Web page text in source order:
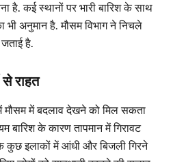
है. कई स्थानों पर भारी बारिश के साथ
अनुमान है. मौसम विभाग ने निचले
है.
से राहत
मौसम में बदलाव देखने को मिल सकता
के कारण तापमान में गिरावट
कुछ इलाकों में आंधी और बिजली गिरने